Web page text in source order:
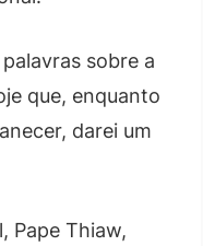
sobre a
que, enquanto
darei um
Pape Thiaw,